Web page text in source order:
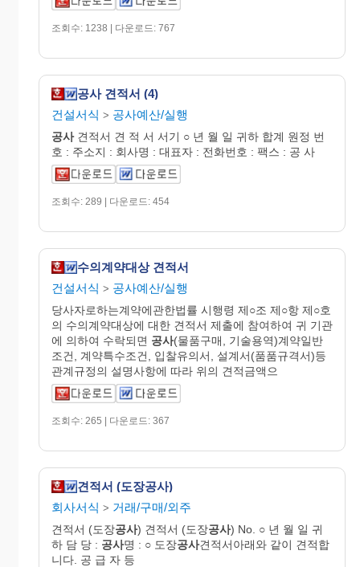
조회수: 1238 | 다운로드: 767
공사 견적서 (4)
건설서식 > 공사예산/실행
공사견적서 견 적 서 서기 ○ 년 월 일 귀하 합계 원정 번
호 : 주소지 : 회사명 : 대표자 : 전화번호 : 팩스 : 공 사
조회수: 289 | 다운로드: 454
수의계약대상 견적서
건설서식 > 공사예산/실행
당사자로하는계약에관한법률 시행령 제○조 제○항 제○호
의 수의계약대상에 대한 견적서 제출에 참여하여 귀 기관
에 의하여 수락되면 공사(물품구매, 기술용역)계약일반
조건, 계약특수조건, 입찰유의서, 설계서(품품규격서)등
관계규정의 설명사항에 따라 위의 견적금액으
조회수: 265 | 다운로드: 367
견적서 (도장공사)
회사서식 > 거래/구매/외주
견적서 (도장공사) 견적서 (도장공사) No. ○ 년 월 일 귀
하 담 당 : 공사명 : ○ 도장공사견적서아래와 같이 견적합
니다. 공 급 자 등